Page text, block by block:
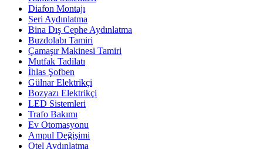
Diafon Montajı
Seri Aydınlatma
Bina Dış Cephe Aydınlatma
Buzdolabı Tamiri
Çamaşır Makinesi Tamiri
Mutfak Tadilatı
İhlas Şofben
Gülnar Elektrikçi
Bozyazı Elektrikçi
LED Sistemleri
Trafo Bakımı
Ev Otomasyonu
Ampul Değişimi
Otel Aydınlatma